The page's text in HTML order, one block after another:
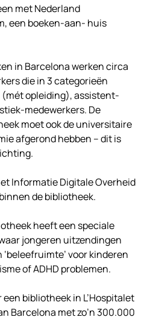
met Nederland
een boeken-aan- huis
in Barcelona werken circa
die in 3 categorieën
opleiding), assistent-
medewerkers. De
moet ook de universitaire
afgerond hebben – dit is
Informatie Digitale Overheid
de bibliotheek.
heeft een speciale
jongeren uitzendingen
voor kinderen
of ADHD problemen.
bibliotheek in L’Hospitalet
Barcelona met zo’n 300.000